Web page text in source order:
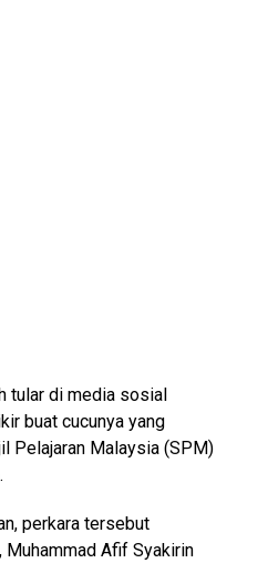
tular di media sosial
buat cucunya yang
Pelajaran Malaysia (SPM)
perkara tersebut
Muhammad Afif Syakirin